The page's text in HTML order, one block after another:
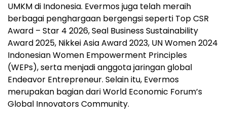
UMKM di Indonesia. Evermos juga telah meraih
berbagai penghargaan bergengsi seperti Top CSR
Award – Star 4 2026, Seal Business Sustainability
Award 2025, Nikkei Asia Award 2023, UN Women 2024
Indonesian Women Empowerment Principles
(WEPs), serta menjadi anggota jaringan global
Endeavor Entrepreneur. Selain itu, Evermos
merupakan bagian dari World Economic Forum’s
Global Innovators Community.